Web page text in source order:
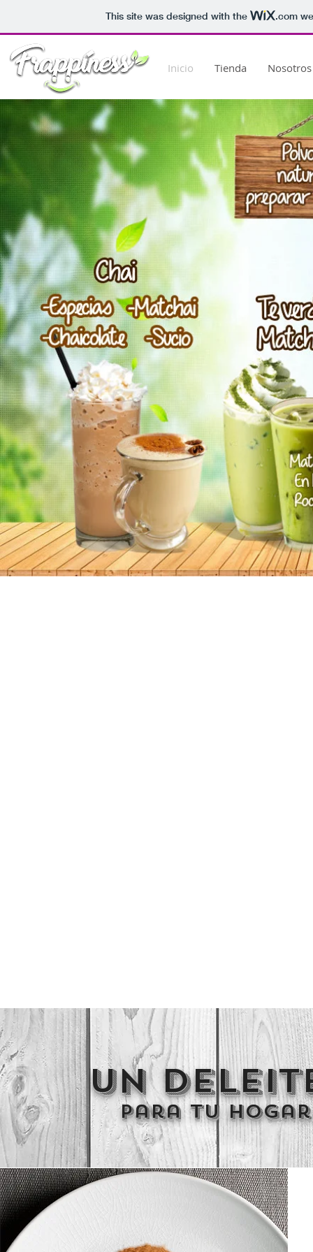
This site was designed with the .com
Inicio Tienda Nosotros
un
Para tu